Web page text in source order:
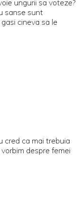
ungurii sa voteze?
sanse sunt
cineva sa le
cred ca mai trebuia
despre femei